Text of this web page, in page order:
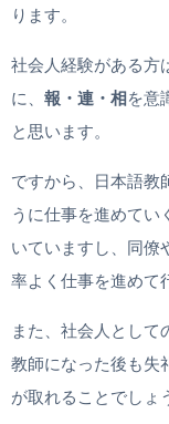
ります。
社会人経験がある方
に、 報・連・相を意
と思います。
ですから、日本語教
うに仕事を進めてい
いていますし、同僚
率よく仕事を進めて
また、社会人として
教師になった後も失
が取れることでしょ